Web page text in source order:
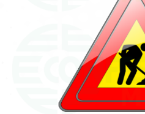
COMUNICATI E NEWS
CONTATTI